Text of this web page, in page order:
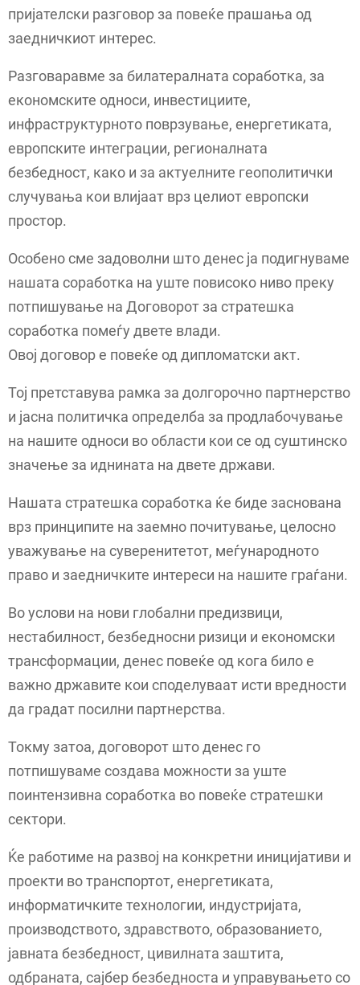
пријателски разговор за повеќе прашања од
заедничкиот интерес.
Разговаравме за билатералната соработка, за
економските односи, инвестициите,
инфраструктурното поврзување, енергетиката,
европските интеграции, регионалната
безбедност, како и за актуелните геополитички
случувања кои влијаат врз целиот европски
простор.
Особено сме задоволни што денес ја подигнуваме
нашата соработка на уште повисоко ниво преку
потпишување на Договорот за стратешка
соработка помеѓу двете влади.
Овој договор е повеќе од дипломатски акт.
Тој претставува рамка за долгорочно партнерство
и јасна политичка определба за продлабочување
на нашите односи во области кои се од суштинско
значење за иднината на двете држави.
Нашата стратешка соработка ќе биде заснована
врз принципите на заемно почитување, целосно
уважување на суверенитетот, меѓународното
право и заедничките интереси на нашите граѓани.
Во услови на нови глобални предизвици,
нестабилност, безбедносни ризици и економски
трансформации, денес повеќе од кога било е
важно државите кои споделуваат исти вредности
да градат посилни партнерства.
Токму затоа, договорот што денес го
потпишуваме создава можности за уште
поинтензивна соработка во повеќе стратешки
сектори.
Ќе работиме на развој на конкретни иницијативи и
проекти во транспортот, енергетиката,
информатичките технологии, индустријата,
производството, здравството, образованието,
јавната безбедност, цивилната заштита,
одбраната, сајбер безбедноста и управувањето со